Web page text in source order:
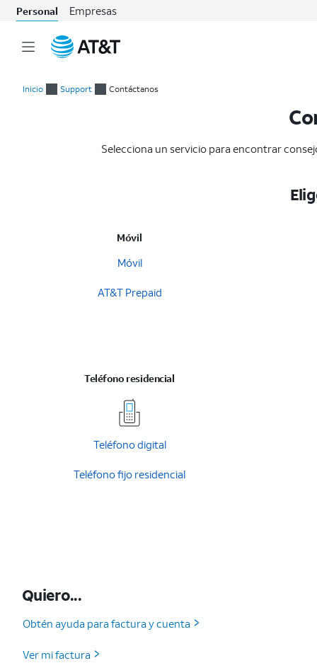
Personal Empresas
Inicio Support Contáctanos
Selecciona un servicio para encontrar
Móvil
Móvil
AT&T Prepaid
Teléfono residencial
Teléfono digital
Teléfono fijo residencial
Quiero...
Obtén ayuda para factura y cuenta
Ver mi factura